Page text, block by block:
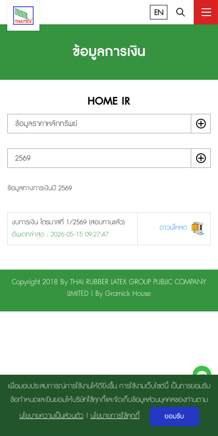
EN
ข้อมูลการเงิน
HOME IR
ข้อมูลราคาหลักทรัพย์
2569
ข้อมูลทางการเงินปี 2569
งบการเงิน ไตรมาสที่ 1/2569 (สอบทานแล้ว)
อัพเดทล่าสุด : 2026-05-15 09:27:47
ดาวน์โหลด
Copyright 2018 By THAI RUBBER LATEX GROUP PUBLIC COMPANY
LIMITED | By Gramick House
เพื่อมอบประสบการณ์การใช้งานให้ดียิ่งขึ้น การใช้งามเว็บไซต์นี้ เป็นการยอมรับ
ข้อกำหนดและยินยอมให้บริษัทใช้คุกกี้และจัดเก็บข้อมูลส่วนบุคคลของท่านตาม
นโยบายความเป็นส่วนตัว|นโยบายการใช้คุกกี้ ยอมรับ